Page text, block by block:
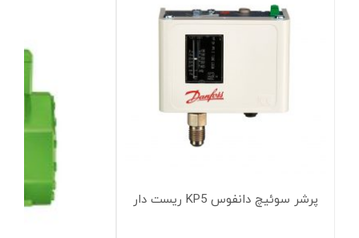
پرشر سوئیچ دانفوس KP5 ریست دار